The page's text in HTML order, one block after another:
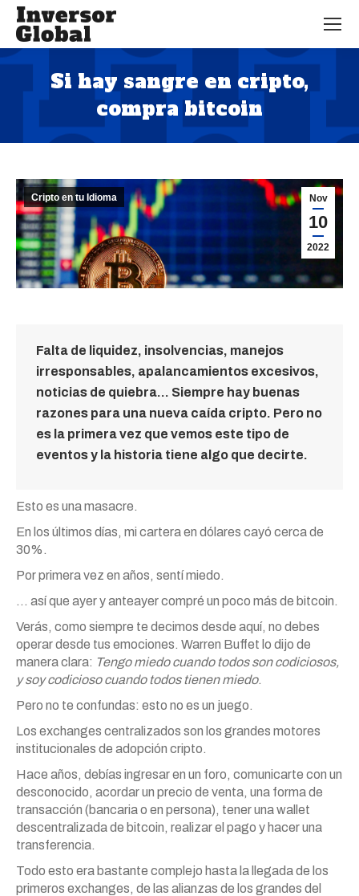
Si hay sangre en cripto,
compra bitcoin
Estás aquí:
Nov
10
2022
Cripto en tu Idioma
Falta de liquidez, insolvencias, manejos
irresponsables, apalancamientos excesivos,
noticias de quiebra… Siempre hay buenas
razones para una nueva caída cripto. Pero no
es la primera vez que vemos este tipo de
eventos y la historia tiene algo que decirte.
Esto es una masacre.
En los últimos días, mi cartera en dólares cayó cerca de
30%.
Por primera vez en años, sentí miedo.
… así que ayer y anteayer compré un poco más de bitcoin.
Verás, como siempre te decimos desde aquí, no debes
operar desde tus emociones. Warren Buffet lo dijo de
manera clara: Tengo miedo cuando todos son codiciosos,
y soy codicioso cuando todos tienen miedo.
Pero no te confundas: esto no es un juego.
Los exchanges centralizados son los grandes motores
institucionales de adopción cripto.
Hace años, debías ingresar en un foro, comunicarte con un
desconocido, acordar un precio de venta, una forma de
transacción (bancaria o en persona), tener una wallet
descentralizada de bitcoin, realizar el pago y hacer una
transferencia.
Todo esto era bastante complejo hasta la llegada de los
primeros exchanges, de las alianzas de los grandes del